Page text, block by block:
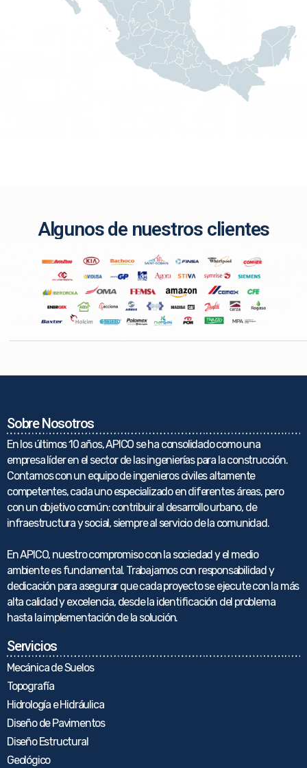
Algunos de nuestros clientes
Sobre Nosotros
En los últimos 10 años, APICO se ha consolidado como una
empresa líder en el sector de las ingenierías para la construcción.
Contamos con un equipo de ingenieros civiles altamente
competentes, cada uno especializado en diferentes áreas, pero
con un objetivo común: contribuir al desarrollo urbano, de
infraestructura y social, siempre al servicio de la comunidad.
En APICO, nuestro compromiso con la sociedad y el medio
ambiente es fundamental. Trabajamos con responsabilidad y
dedicación para asegurar que cada proyecto se ejecute con la más
alta calidad y excelencia, desde la identificación del problema
hasta la implementación de la solución.
Servicios
Mecánica de Suelos
Topografía
Hidrología e Hidráulica
Diseño de Pavimentos
Diseño Estructural
Geológico